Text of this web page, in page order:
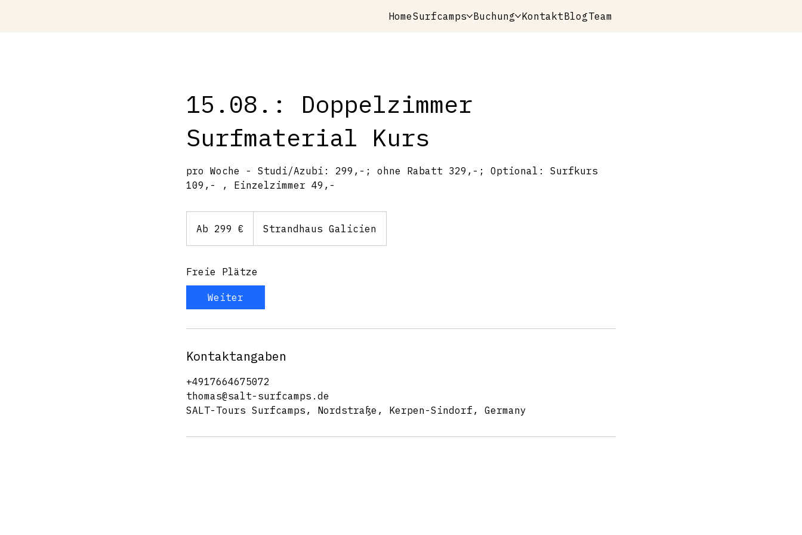
HomeSurfcamps Buchung KontaktBlogTeam
15.08.: Doppelzimmer
Surfmaterial Kurs
pro Woche - Studi/Azubi: 299,-; ohne Rabatt 329,-; Optional: Surfkurs
109,- , Einzelzimmer 49,-
EuroAb 299 € Strandhaus Galicien
Freie Plätze
Weiter
Kontaktangaben
+4917664675072
thomas@salt-surfcamps.de
SALT-Tours Surfcamps, Nordstraße, Kerpen-Sindorf, Germany